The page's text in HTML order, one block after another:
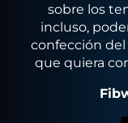
sobre los
incluso,
confección
que quiera